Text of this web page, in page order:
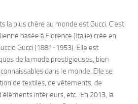
la plus chère au monde est Gucci. C`est
basée à Florence (Italie) crée en
Gucci (1881-1953). Elle est
de la mode prestigieuses, bien
dans le monde. Elle se
de textiles, de vêtements, de
intérieurs, etc.. En 2013, la